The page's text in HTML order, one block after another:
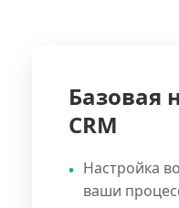
Базовая
CRM
Настройка
ваши